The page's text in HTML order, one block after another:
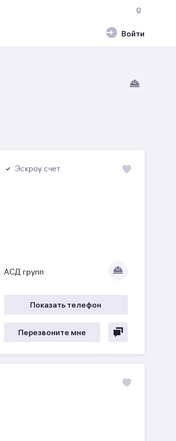
Войти
Эскроу счет
АСД групп
Показать телефон
Перезвоните мне